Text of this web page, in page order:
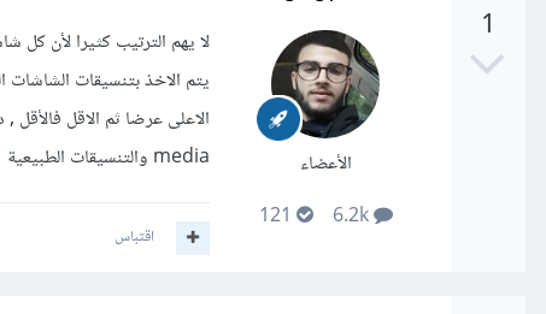
1
الأعضاء
6.2k
لا يهم الترتيب كثيرا لأن
يتم الاخذ بتنسيقات
media والتنسيقات الطبيعية
اقتباس